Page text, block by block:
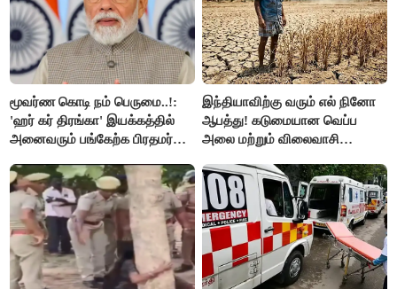
மூவர்ண கொடி நம் பெருமை..!:
'ஹர் கர் திரங்கா' இயக்கத்தில்
அனைவரும் பங்கேற்க பிரதமர்
இந்தியாவிற்கு வரும் எல் நினோ
ஆபத்து! கடுமையான வெப்ப
அலை மற்றும் விலைவாசி